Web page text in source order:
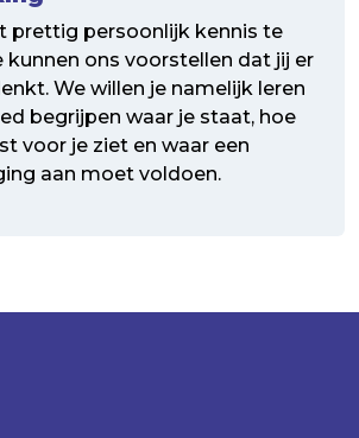
prettig persoonlijk kennis te
kunnen ons voorstellen dat jij er
We willen je namelijk leren
begrijpen waar je staat, hoe
voor je ziet en waar een
aan moet voldoen.